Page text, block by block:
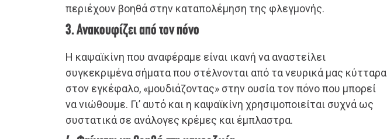
περιέχουν βοηθά στην καταπολέμηση της φλεγμονής.
3. Ανακουφίζει από τον πόνο
Η καψαϊκίνη που αναφέραμε είναι ικανή να αναστείλει
συγκεκριμένα σήματα που στέλνονται από τα νευρικά μας κύτταρα
στον εγκέφαλο, «μουδιάζοντας» στην ουσία τον πόνο που μπορεί
να νιώθουμε. Γι’ αυτό και η καψαϊκίνη χρησιμοποιείται συχνά ως
συστατικά σε ανάλογες κρέμες και έμπλαστρα.